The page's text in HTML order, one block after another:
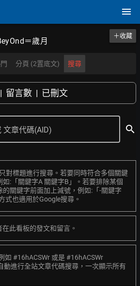
＝歲月
＋收藏
分頁 (2置底文) 搜尋
| 留言數 | 已刪文
文章代碼(AID) search
對標題進行搜尋。若要同時符合多個關鍵
:「關鍵字A 關鍵字B」。若要排除某個
的關鍵字前面加上減號，例如:「-關鍵字
式也適用於Google搜尋。
此看板的發文和留言。
如 #16hACSWr 或是 #16hACSWr
動進行全站文章代碼搜尋，一次顯示所有